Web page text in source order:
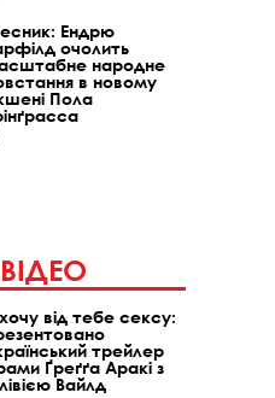
Ендрю
очолить
народне
в новому
Пола
від тебе сексу:
трейлер
Ґреґґа Аракі з
Вайлд